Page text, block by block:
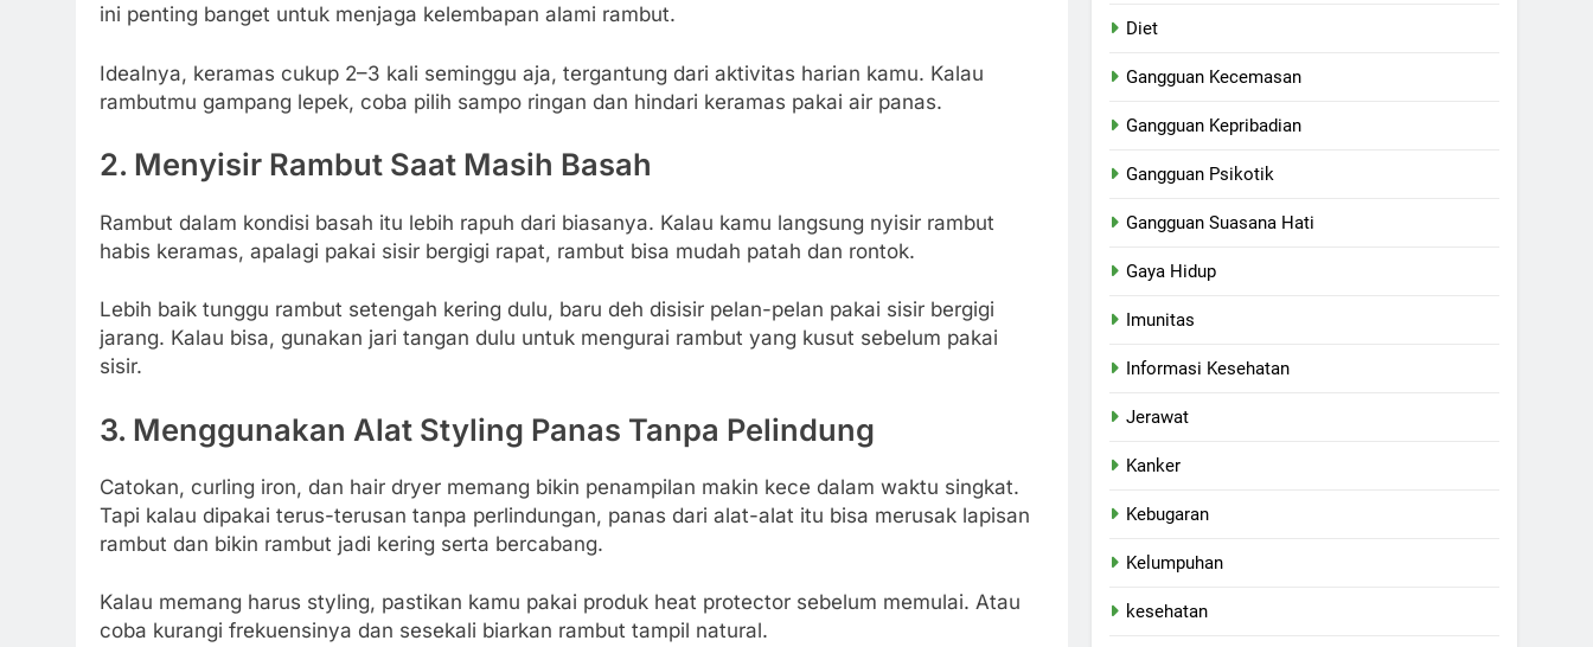
ini penting banget untuk menjaga kelembapan alami rambut.
Idealnya, keramas cukup 2–3 kali seminggu aja, tergantung dari aktivitas harian kamu. Kalau
rambutmu gampang lepek, coba pilih sampo ringan dan hindari keramas pakai air panas.
2. Menyisir Rambut Saat Masih Basah
Rambut dalam kondisi basah itu lebih rapuh dari biasanya. Kalau kamu langsung nyisir rambut
habis keramas, apalagi pakai sisir bergigi rapat, rambut bisa mudah patah dan rontok.
Lebih baik tunggu rambut setengah kering dulu, baru deh disisir pelan-pelan pakai sisir bergigi
jarang. Kalau bisa, gunakan jari tangan dulu untuk mengurai rambut yang kusut sebelum pakai
sisir.
3. Menggunakan Alat Styling Panas Tanpa Pelindung
Catokan, curling iron, dan hair dryer memang bikin penampilan makin kece dalam waktu singkat.
Tapi kalau dipakai terus-terusan tanpa perlindungan, panas dari alat-alat itu bisa merusak lapisan
rambut dan bikin rambut jadi kering serta bercabang.
Kalau memang harus styling, pastikan kamu pakai produk heat protector sebelum memulai. Atau
coba kurangi frekuensinya dan sesekali biarkan rambut tampil natural.
Diet
Gangguan Kecemasan
Gangguan Kepribadian
Gangguan Psikotik
Gangguan Suasana Hati
Gaya Hidup
Imunitas
Informasi Kesehatan
Jerawat
Kanker
Kebugaran
Kelumpuhan
kesehatan